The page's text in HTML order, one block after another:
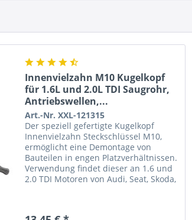
Innenvielzahn M10 Kugelkopf
für 1.6L und 2.0L TDI Saugrohr,
Antriebswellen,...
Art.-Nr. XXL-121315
Der speziell gefertigte Kugelkopf
Innenvielzahn Steckschlüssel M10,
ermöglicht eine Demontage von
Bauteilen in engen Platzverhältnissen.
Verwendung findet dieser an 1.6 und
2.0 TDI Motoren von Audi, Seat, Skoda,